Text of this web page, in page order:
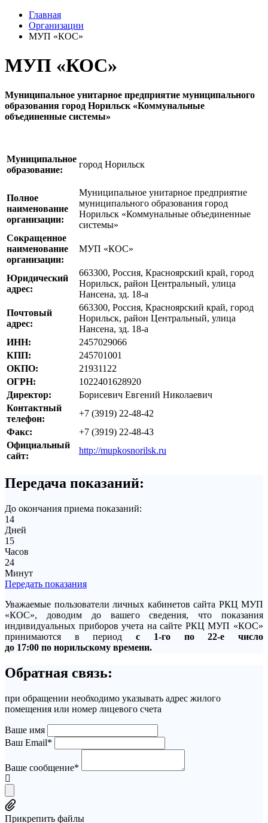
Главная
Организации
МУП «КОС»
МУП «КОС»
Муниципальное унитарное предприятие муниципального
образования город Норильск «Коммунальные
объединенные системы»
Муниципальное
образование:
город Норильск
Полное
наименование
организации:
Муниципальное унитарное предприятие
муниципального образования город
Норильск «Коммунальные объединенные
системы»
Сокращенное
наименование
организации:
МУП «КОС»
Юридический
адрес:
663300, Россия, Красноярский край, город
Норильск, район Центральный, улица
Нансена, зд. 18-а
Почтовый
адрес:
663300, Россия, Красноярский край, город
Норильск, район Центральный, улица
Нансена, зд. 18-а
ИНН:
2457029066
КПП:
245701001
ОКПО:
21931122
ОГРН:
1022401628920
Директор:
Борисевич Евгений Николаевич
Контактный
телефон:
+7 (3919) 22-48-42
Факс:
+7 (3919) 22-48-43
Официальный
сайт:
http://mupkosnorilsk.ru
Передача показаний:
До окончания приема показаний:
14
Дней
15
Часов
24
Минут
Передать показания
Уважаемые пользователи личных кабинетов сайта РКЦ МУП
«КОС», доводим до вашего сведения, что показания
индивидуальных приборов учета на сайте РКЦ МУП «КОС»
принимаются в периодс 1-го по 22-е число
до 17:00 по норильскому времени.
Обратная связь:
при обращении необходимо указывать адрес жилого
помещения или номер лицевого счета
Ваше имя
Ваш Email*
Ваше сообщение*
Прикрепить файлы